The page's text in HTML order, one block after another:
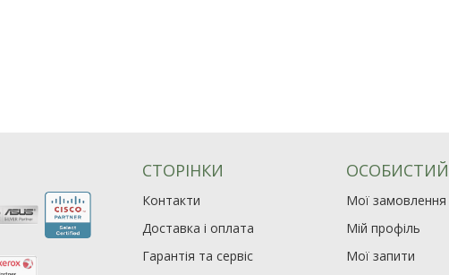
СТОРІНКИ
Контакти
Доставка і оплата
Гарантія та сервіс
ОСОБИСТИЙ
Мої замовлення
Мій профіль
Мої запити